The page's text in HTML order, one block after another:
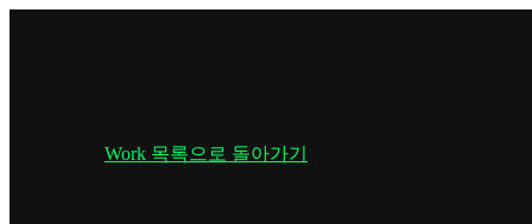
Work 목록으로 돌아가기